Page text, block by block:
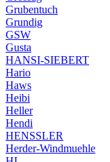
Grubentuch
Grundig
GSW
Gusta
HANSI-SIEBERT
Hario
Haws
Heibi
Heller
Hendi
HENSSLER
Herder-Windmuehle